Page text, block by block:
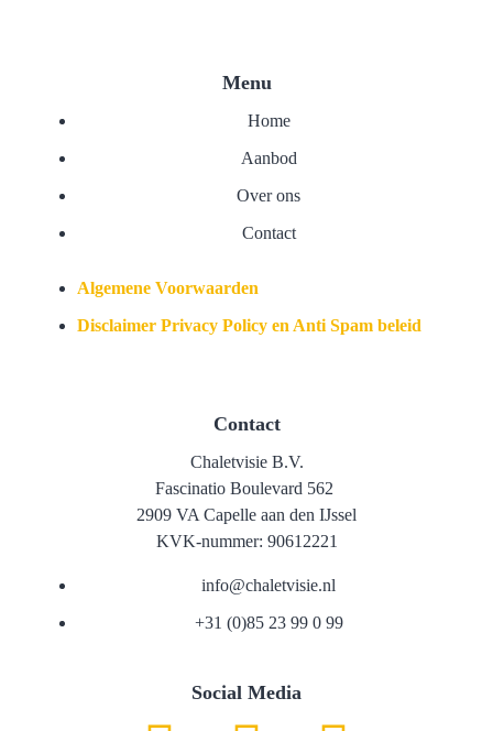
Menu
Home
Aanbod
Over ons
Contact
Algemene Voorwaarden
Disclaimer Privacy Policy en Anti Spam beleid
Contact
Chaletvisie B.V.
Fascinatio Boulevard 562
2909 VA Capelle aan den IJssel
KVK-nummer: 90612221
info@chaletvisie.nl
+31 (0)85 23 99 0 99
Social Media